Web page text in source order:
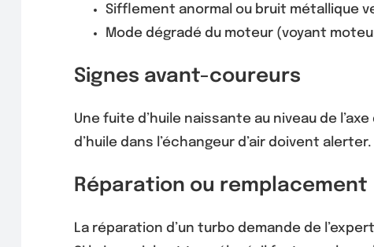
Sifflement anormal ou bruit métallique
Mode dégradé du moteur (voyant
Signes avant-coureurs
Une fuite d’huile naissante au niveau de
d’huile dans l’échangeur d’air doivent
Réparation ou remplacement
La réparation d’un turbo demande de